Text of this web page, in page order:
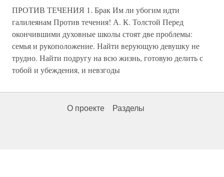
ПРОТИВ ТЕЧЕНИЯ 1. Брак Им ли убогим идти
галилеянам Против течения! А. К. Толстой Перед
окончившими духовные школы стоят две проблемы:
семья и рукоположение. Найти верующую девушку не
трудно. Найти подругу на всю жизнь, готовую делить с
тобой и убеждения, и невзгоды
О проекте Разделы